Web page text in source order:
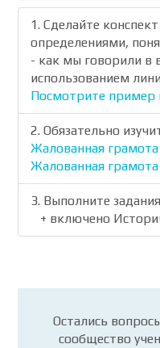
1. Сделайте
определениями,
- как мы говорили в
использованием
Посмотрите пример
2. Обязательно
Жалованная грамота
Жалованная
3. Выполните
+ включено
Остались
сообщество